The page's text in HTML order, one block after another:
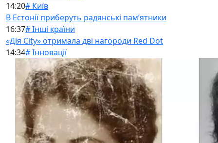
14:20# Київ
В Естонії приберуть радянські памʼятники
16:37# Інші країни
«Дія City» отримала дві нагороди Red Dot
14:34# Інновації